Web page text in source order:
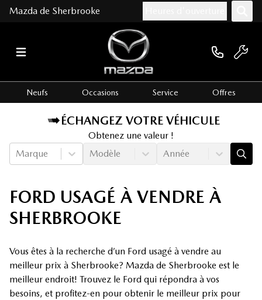
Mazda de Sherbrooke
Neufs Occasions Service Offres
ÉCHANGEZ VOTRE VÉHICULE
Obtenez une valeur !
Marque
Modèle Année
FORD USAGÉ À VENDRE À
SHERBROOKE
Vous êtes à la recherche d’un Ford usagé à vendre au
meilleur prix à Sherbrooke? Mazda de Sherbrooke est le
meilleur endroit! Trouvez le Ford qui répondra à vos
besoins, et profitez-en pour obtenir le meilleur prix pour